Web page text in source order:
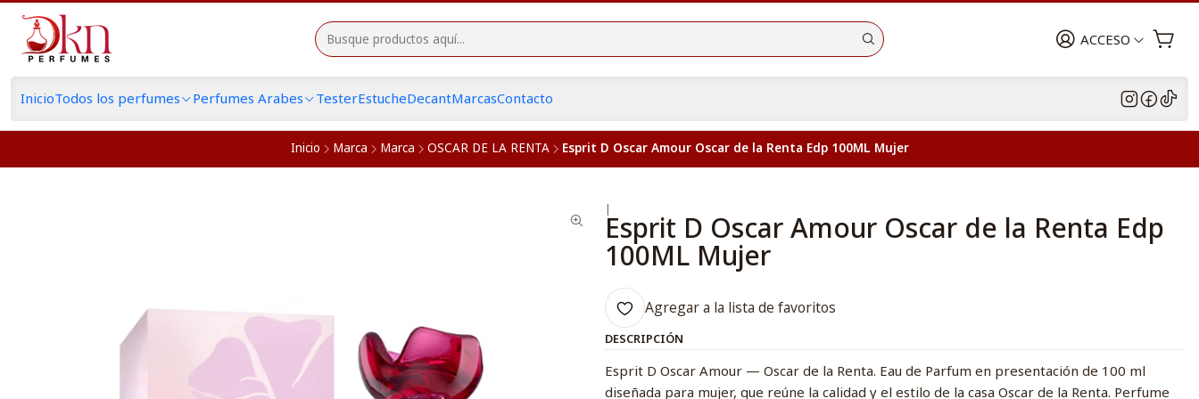
ACCESO
InicioTodos los perfumes Perfumes Arabes TesterEstucheDecantMarcasContacto
Inicio Marca Marca OSCAR DE LA RENTA Esprit D Oscar Amour Oscar de la Renta Edp 100ML Mujer
|
Esprit D Oscar Amour Oscar de la Renta Edp
100ML Mujer
Agregar a la lista de favoritos
DESCRIPCIÓN
Esprit D Oscar Amour — Oscar de la Renta. Eau de Parfum en presentación de 100 ml
diseñada para mujer, que reúne la calidad y el estilo de la casa Oscar de la Renta. Perfume